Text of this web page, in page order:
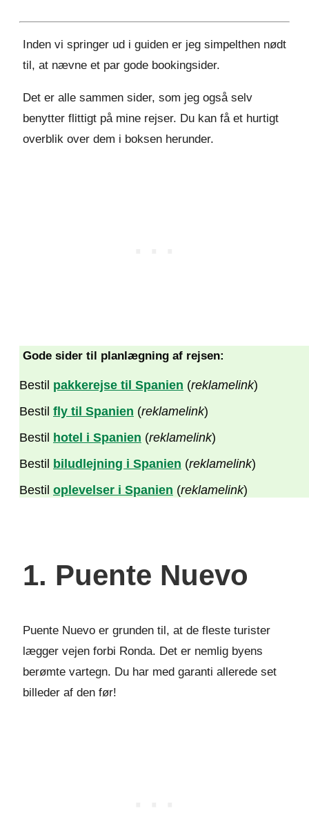
Inden vi springer ud i guiden er jeg simpelthen nødt
til, at nævne et par gode bookingsider.
Det er alle sammen sider, som jeg også selv
benytter flittigt på mine rejser. Du kan få et hurtigt
overblik over dem i boksen herunder.
Gode sider til planlægning af rejsen:
Bestil pakkerejse til Spanien (reklamelink)
Bestil fly til Spanien (reklamelink)
Bestil
hotel i Spanien (reklamelink)
Bestil
biludlejning i Spanien (reklamelink)
Bestil oplevelser i Spanien (reklamelink)
1. Puente Nuevo
Puente Nuevo er grunden til, at de fleste turister
lægger vejen forbi Ronda. Det er nemlig byens
berømte vartegn. Du har med garanti allerede set
billeder af den før!